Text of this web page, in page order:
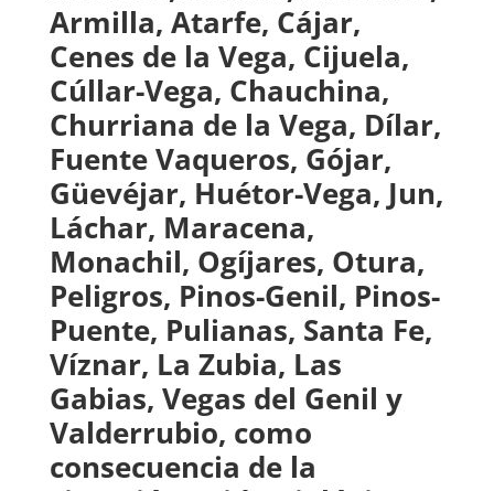
Armilla, Atarfe, Cájar,
Cenes de la Vega, Cijuela,
Cúllar-Vega, Chauchina,
Churriana de la Vega, Dílar,
Fuente Vaqueros, Gójar,
Güevéjar, Huétor-Vega, Jun,
Láchar, Maracena,
Monachil, Ogíjares, Otura,
Peligros, Pinos-Genil, Pinos-
Puente, Pulianas, Santa Fe,
Víznar, La Zubia, Las
Gabias, Vegas del Genil y
Valderrubio, como
consecuencia de la